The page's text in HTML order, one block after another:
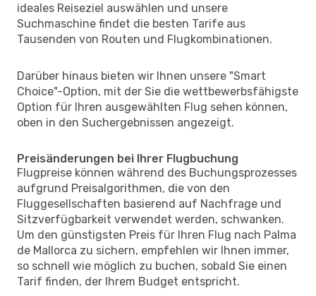
ideales Reiseziel auswählen und unsere
Suchmaschine findet die besten Tarife aus
Tausenden von Routen und Flugkombinationen.
Darüber hinaus bieten wir Ihnen unsere "Smart
Choice"-Option, mit der Sie die wettbewerbsfähigste
Option für Ihren ausgewählten Flug sehen können,
oben in den Suchergebnissen angezeigt.
Preisänderungen bei Ihrer Flugbuchung
Flugpreise können während des Buchungsprozesses
aufgrund Preisalgorithmen, die von den
Fluggesellschaften basierend auf Nachfrage und
Sitzverfügbarkeit verwendet werden, schwanken.
Um den günstigsten Preis für Ihren Flug nach Palma
de Mallorca zu sichern, empfehlen wir Ihnen immer,
so schnell wie möglich zu buchen, sobald Sie einen
Tarif finden, der Ihrem Budget entspricht.